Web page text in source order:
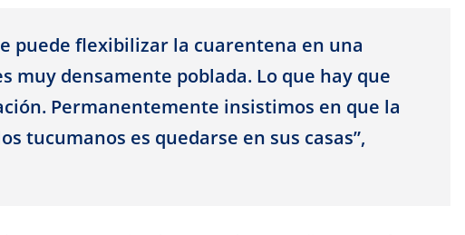
puede flexibilizar la cuarentena en una
muy densamente poblada. Lo que hay que
Permanentemente insistimos en que la
tucumanos es quedarse en sus casas”,